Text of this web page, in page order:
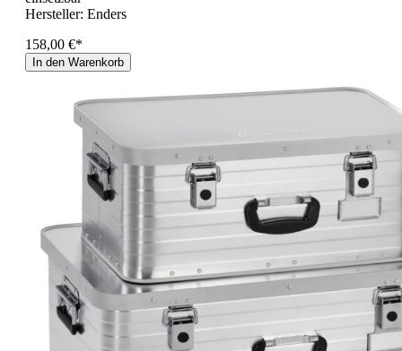
Hersteller: Enders
158,00 €*
In den Warenkorb